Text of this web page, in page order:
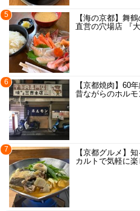
5
【海の京都】舞
直営の穴場店 『大
6
【京都焼肉】60
昔ながらのホルモ
7
【京都グルメ】
カルトで気軽に楽